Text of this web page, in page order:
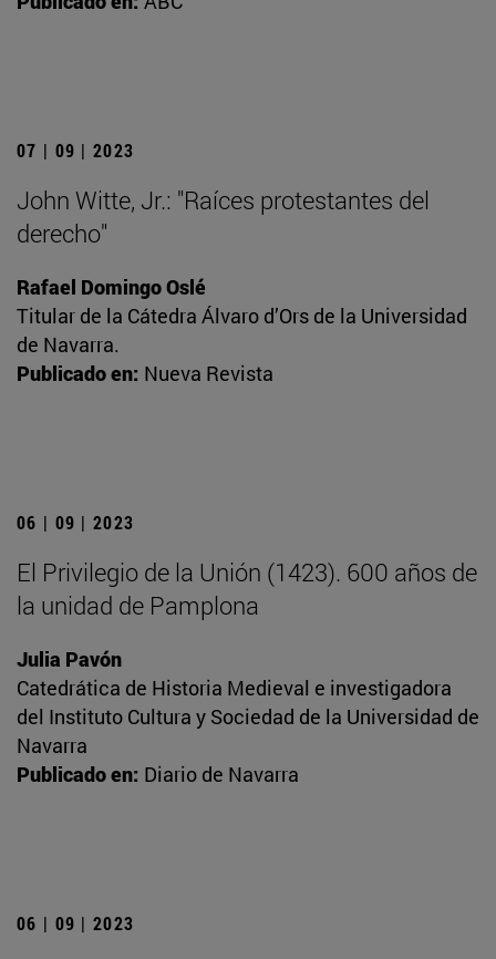
07 | 09 | 2023
John Witte, Jr.: "Raíces protestantes del
derecho"
Rafael Domingo Oslé
Titular de la Cátedra Álvaro d’Ors de la Universidad
de Navarra.
Publicado en: Nueva Revista
06 | 09 | 2023
El Privilegio de la Unión (1423). 600 años de
la unidad de Pamplona
Julia Pavón
Catedrática de Historia Medieval e investigadora
del Instituto Cultura y Sociedad de la Universidad de
Navarra
Publicado en: Diario de Navarra
06 | 09 | 2023